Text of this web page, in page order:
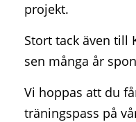
projekt.
Stort tack även till
sen många år
Vi hoppas att du
träningspass på